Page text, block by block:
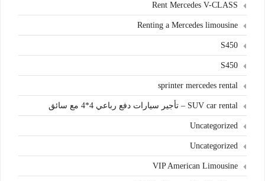
Rent Mercedes V-CLASS
Renting a Mercedes limousine
S450
S450
sprinter mercedes rental
SUV car rental – تأجير سيارات دفع رباعي 4*4 مع سائق
Uncategorized
Uncategorized
VIP American Limousine